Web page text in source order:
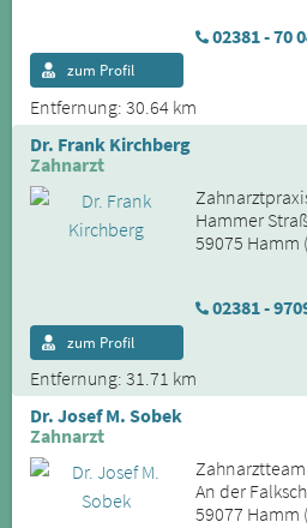
02381 - 70
Entfernung: 30.64 km
zum Profil
Dr. Frank Kirchberg
Zahnarzt
Hammer
59075 Hamm
02381 -
Entfernung: 31.71 km
zum Profil
Dr. Josef M. Sobek
Zahnarzt
An der
59077 Hamm